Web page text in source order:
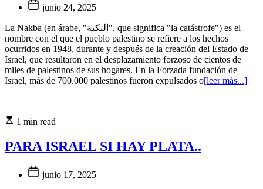
junio 24, 2025
La Nakba (en árabe, "النكبة", que significa "la catástrofe") es el
nombre con el que el pueblo palestino se refiere a los hechos
ocurridos en 1948, durante y después de la creación del Estado de
Israel, que resultaron en el desplazamiento forzoso de cientos de
miles de palestinos de sus hogares. En la Forzada fundación de
Israel, más de 700.000 palestinos fueron expulsados o[leer más...]
1 min read
PARA ISRAEL SI HAY PLATA..
junio 17, 2025